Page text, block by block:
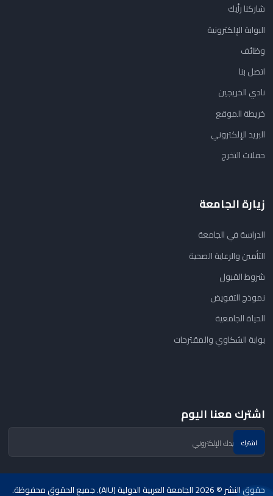
شاركنا رأيك
البوابة الإلكترونية
وظائف
اتصل بنا
نادي الخريجين
خريطة الموقع
البريد الإلكتروني
حفلات التخرج
زيارة الجامعة
الدراسة في الجامعة
التأمين والرعاية الصحية
شروط القبول
نموذج التفويض
الحياة الجامعية
بوابة الشكاوي والمقترحات
اشترك معنا اليوم
حقوق النشر © 2026 الجامعة العربية الدولية (AIU). جميع الحقوق محفوظة.